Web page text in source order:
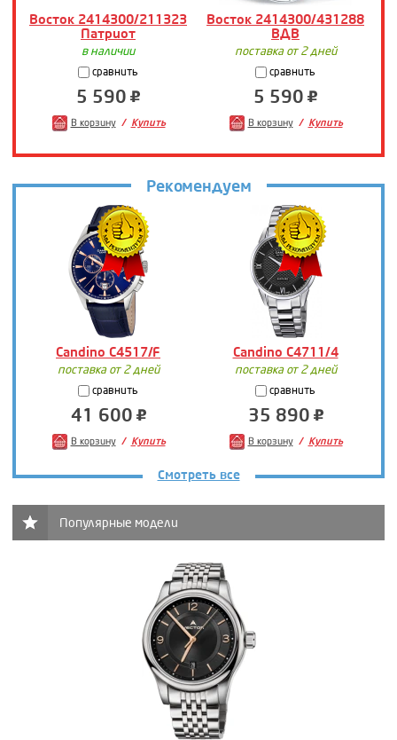
Восток 2414300/211323
Патриот
Восток 2414300/431288
ВДВ
в наличии
сравнить
5 590
В корзину Купить
поставка от 2 дней
сравнить
5 590
В корзину Купить
Рекомендуем
Candino C4517/F Candino C4711/4
поставка от 2 дней
сравнить
41 600
В корзину Купить
поставка от 2 дней
сравнить
35 890
В корзину Купить
Смотреть все
Популярные модели